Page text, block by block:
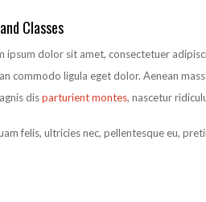
Classes
ipsum dolor sit amet, consectetuer
commodo ligula eget dolor. Aenean
disparturient montes, nascetur
felis, ultricies nec, pellentesque eu,